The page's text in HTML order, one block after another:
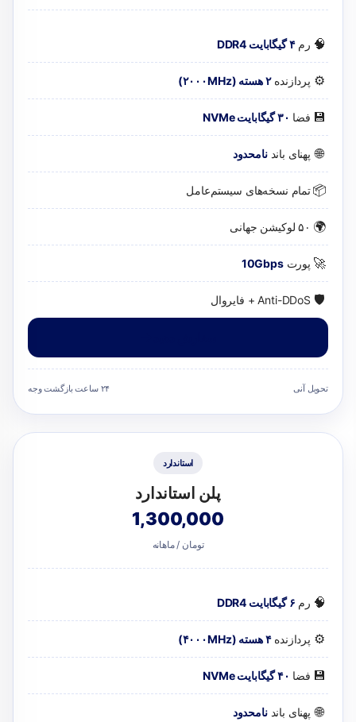
🧠 رم۴ گیگابایت DDR4
⚙️ پردازنده۲ هسته (۲۰۰۰MHz)
💾 فضا ۳۰ گیگابایت NVMe
🌐 پهنای باندنامحدود
📦تمام نسخه‌های سیستم‌عامل
🌍 ۵۰ لوکیشن جهانی
🚀 پورت10Gbps
🛡️ Anti-DDoS + فایروال
تحویل آنی ۲۴ ساعت بازگشت وجه
استاندارد
پلن استاندارد
1,300,000
تومان / ماهانه
🧠 رم ۶ گیگابایت DDR4
⚙️ پردازنده۴ هسته (۴۰۰۰MHz)
💾 فضا ۴۰ گیگابایت NVMe
🌐 پهنای باندنامحدود